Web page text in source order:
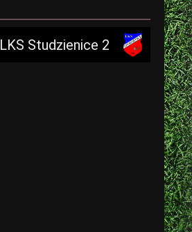
LKS Studzienice 2